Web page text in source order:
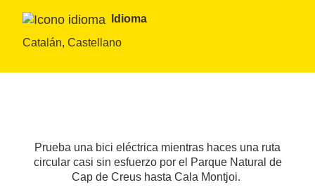
Idioma
Catalán, Castellano
Prueba una bici eléctrica mientras haces una ruta
circular casi sin esfuerzo por el Parque Natural de
Cap de Creus hasta Cala Montjoi.